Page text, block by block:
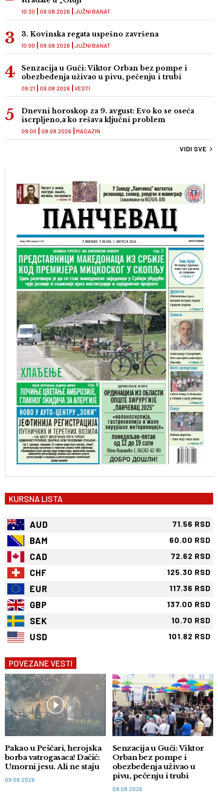
JUŽNI BANAT
10:30 09.08.2026
3. Kovinska regata uspešno završena
JUŽNI BANAT
10:00 09.08.2026
Senzacija u Guči: Viktor Orban bez pompe i
obezbeđenja uživao u pivu, pečenju i trubi
VESTI
09:21 09.08.2026
Dnevni horoskop za 9. avgust: Evo ko se oseća
iscrpljeno,a ko rešava ključni problem
MAGAZIN
09:00 09.08.2026
VIDI SVE
KURSNA LISTA
AUD 71.56 RSD
BAM 60.00 RSD
CAD 72.62 RSD
CHF 125.30 RSD
EUR 117.36 RSD
GBP 137.00 RSD
SEK 10.70 RSD
USD 101.82 RSD
POVEZANE VESTI
Pakao u Peščari, herojska
borba vatrogasaca! Dačić:
Umorni jesu. Ali ne staju
09.08.2026
Senzacija u Guči: Viktor
Orban bez pompe i
obezbeđenja uživao u
pivu, pečenju i trubi
09.08.2026